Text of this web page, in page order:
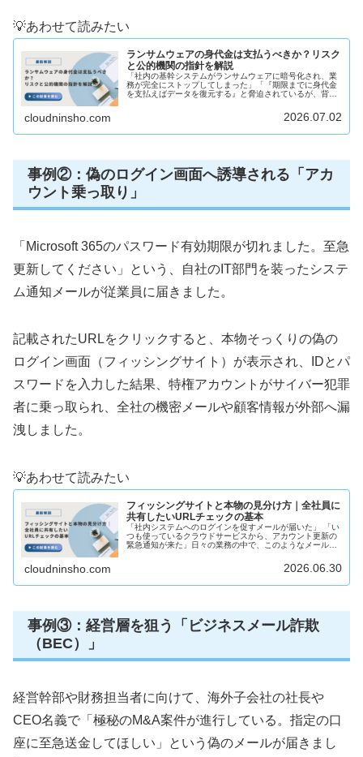
💡あわせて読みたい
ランサムウェアの身代金は支払うべきか？リスク
と公的機関の指針を解説
「社内の基幹システムがランサムウェアに暗号化され、業
務が完全にストップしてしまった」「『期限までに身代金
を支払えばデータを復元する』と脅迫されているが、背に
cloudninsho.com 2026.07.02
事例②：偽のログイン画面へ誘導される「アカ
ウント乗っ取り」
「Microsoft 365のパスワード有効期限が切れました。至急
更新してください」という、自社のIT部門を装ったシステ
ム通知メールが従業員に届きました。
記載されたURLをクリックすると、本物そっくりの偽の
ログイン画面（フィッシングサイト）が表示され、IDとパ
スワードを入力した結果、特権アカウントがサイバー犯罪
者に乗っ取られ、全社の機密メールや顧客情報が外部へ漏
洩しました。
💡あわせて読みたい
フィッシングサイトと本物の見分け方｜全社員に
共有したいURLチェックの基本
「社内システムへのログインを促すメールが届いた」 「い
つも使っているクラウドサービスから、アカウント更新の
緊急通知が来た」日々の業務の中で、このようなメールや
cloudninsho.com 2026.06.30
事例③：経営層を狙う「ビジネスメール詐欺
（BEC）」
経営幹部や財務担当者に向けて、海外子会社の社長や
CEO名義で「極秘のM&A案件が進行している。指定の口
座に至急送金してほしい」という偽のメールが届きまし